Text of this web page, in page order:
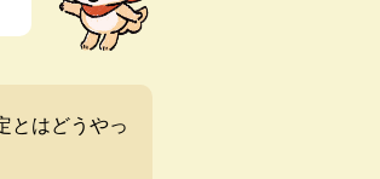
とはどうやっ